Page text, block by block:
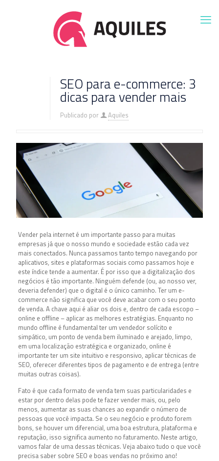
SEO para e-commerce: 3
dicas para vender mais
Publicado por Aquiles
Vender pela internet é um importante passo para muitas
empresas já que o nosso mundo e sociedade estão cada vez
mais conectados. Nunca passamos tanto tempo navegando por
aplicativos, sites e plataformas sociais como passamos hoje e
este índice tende a aumentar. É por isso que a digitalização dos
negócios é tão importante. Ninguém defende (ou, ao nosso ver,
deveria defender) que o digital é o único caminho. Ter um e-
commerce não significa que você deve acabar com o seu ponto
de venda. A chave aqui é aliar os dois e, dentro de cada escopo –
online e offline – aplicar as melhores estratégias. Enquanto no
mundo offline é fundamental ter um vendedor solícito e
simpático, um ponto de venda bem iluminado e arejado, limpo,
em uma localização estratégica e organizado, online é
importante ter um site intuitivo e responsivo, aplicar técnicas de
SEO, oferecer diferentes tipos de pagamento e de entrega (entre
muitas outras coisas).
Fato é que cada formato de venda tem suas particularidades e
estar por dentro delas pode te fazer vender mais, ou, pelo
menos, aumentar as suas chances ao expandir o número de
pessoas que você impacta. Se o seu negócio e produto forem
bons, se houver um diferencial, uma boa estrutura, plataforma e
reputação, isso significa aumento no faturamento. Neste artigo,
vamos falar de uma dessas técnicas. Veja abaixo tudo o que você
precisa saber sobre SEO e boas vendas no próximo ano!